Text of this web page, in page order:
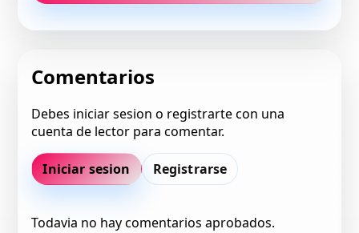
Comentarios
Debes iniciar sesion o registrarte con una
cuenta de lector para comentar.
Iniciar sesion Registrarse
Todavia no hay comentarios aprobados.